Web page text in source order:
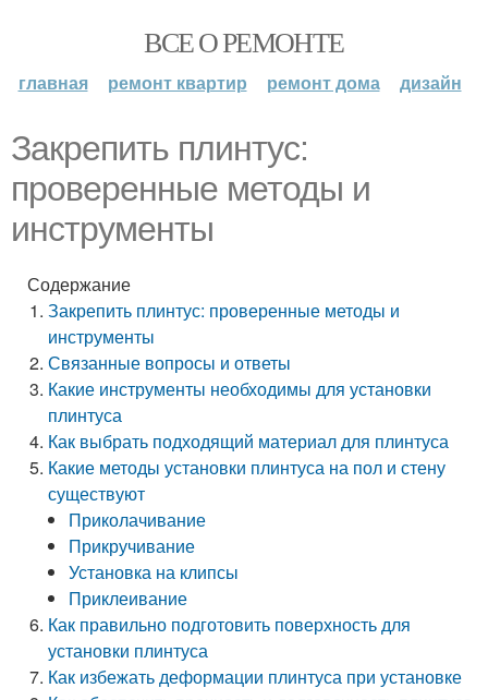
ВСЕ О РЕМОНТЕ
главная ремонт квартир ремонт дома дизайн
Закрепить плинтус:
проверенные методы и
инструменты
Содержание
Закрепить плинтус: проверенные методы и
инструменты
Связанные вопросы и ответы
Какие инструменты необходимы для установки
плинтуса
Как выбрать подходящий материал для плинтуса
Какие методы установки плинтуса на пол и стену
существуют
Приколачивание
Прикручивание
Установка на клипсы
Приклеивание
Как правильно подготовить поверхность для
установки плинтуса
Как избежать деформации плинтуса при установке